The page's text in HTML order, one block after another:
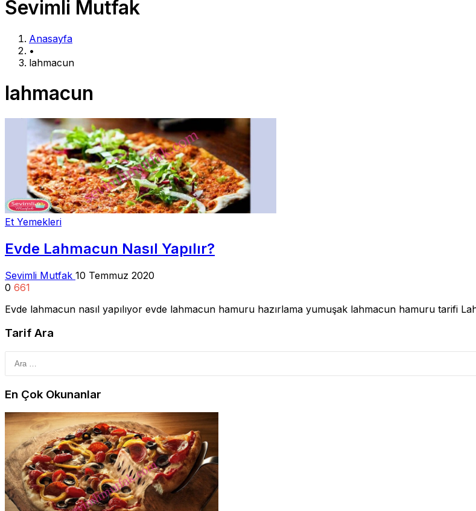
Sevimli Mutfak
Anasayfa
•
lahmacun
lahmacun
Et Yemekleri
Evde Lahmacun Nasıl Yapılır?
Sevimli Mutfak 10 Temmuz 2020
0 661
Evde lahmacun nasıl yapılıyor evde lahmacun hamuru hazırlama yumuşak lahmacun hamuru tarifi
Tarif Ara
En Çok Okunanlar